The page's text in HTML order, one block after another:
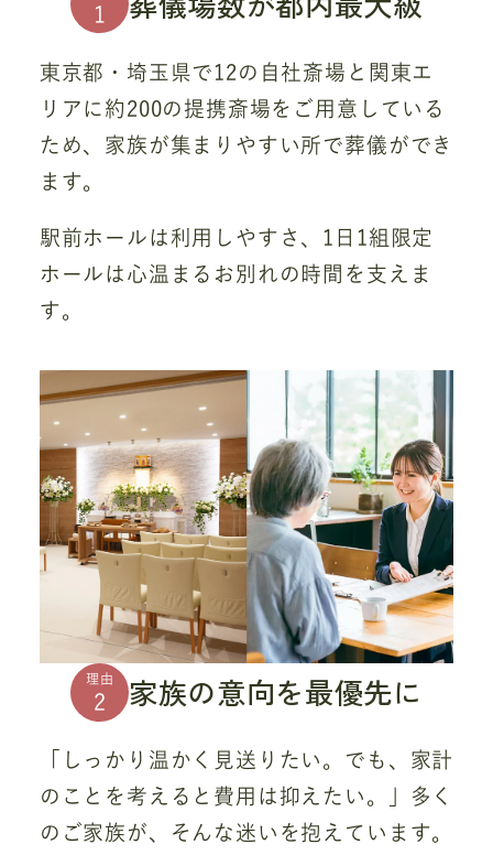
1
東京都・埼玉県で12の自社斎場と関東エ
リアに約200の提携斎場をご用意している
ため、家族が集まりやすい所で葬儀ができ
ます。
駅前ホールは利用しやすさ、1日1組限定
ホールは心温まるお別れの時間を支えま
す。
理由
2 家族の意向を最優先に
「しっかり温かく見送りたい。でも、家計
のことを考えると費用は抑えたい。」多く
のご家族が、そんな迷いを抱えています。